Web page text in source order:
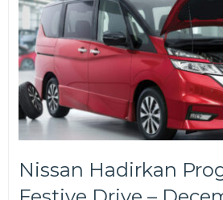
Nissan Hadirkan